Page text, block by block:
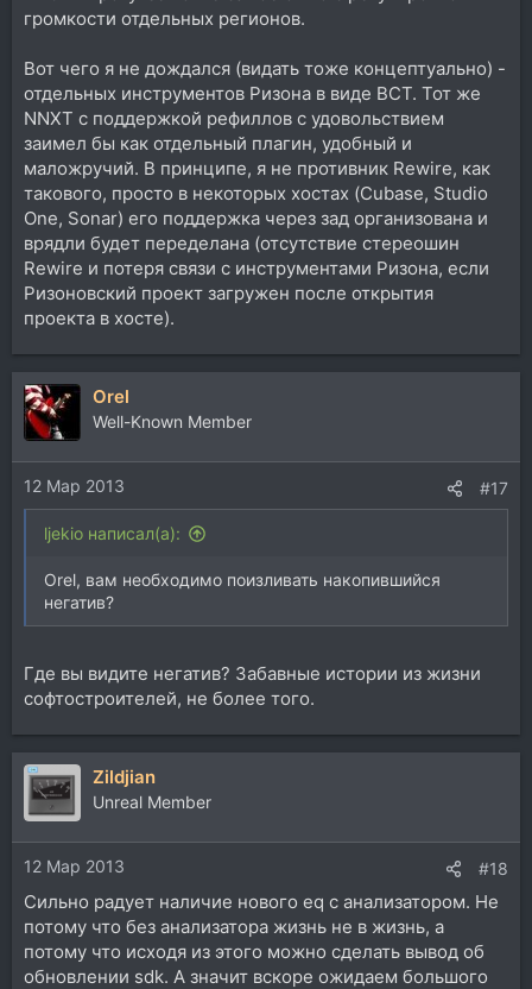
громкости отдельных регионов.
Вот чего я не дождался (видать тоже концептуально) -
отдельных инструментов Ризона в виде ВСТ. Тот же
NNXT с поддержкой рефиллов с удовольствием
заимел бы как отдельный плагин, удобный и
маложручий. В принципе, я не противник Rewire, как
такового, просто в некоторых хостах (Cubase, Studio
One, Sonar) его поддержка через зад организована и
врядли будет переделана (отсутствие стереошин
Rewire и потеря связи с инструментами Ризона, если
Ризоновский проект загружен после открытия
проекта в хосте).
Orel
Well-Known Member
12 Мар 2013 #17
ljekio написал(а):
Orel, вам необходимо поизливать накопившийся
негатив?
Где вы видите негатив? Забавные истории из жизни
софтостроителей, не более того.
Zildjian
Unreal Member
12 Мар 2013 #18
Сильно радует наличие нового eq с анализатором. Не
потому что без анализатора жизнь не в жизнь, а
потому что исходя из этого можно сделать вывод об
обновлении sdk. А значит вскоре ожидаем большого